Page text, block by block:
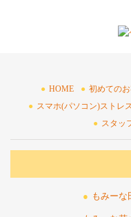
HOME 初めての
スマホ(パソコン)ストレ
スタッ
もみーな